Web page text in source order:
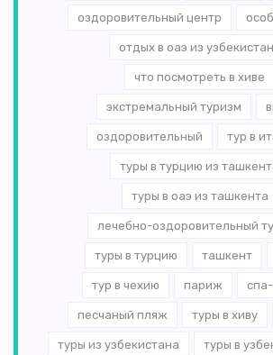
оздоровительный центр
отдых в оаэ из
что посмотреть в хиве
экстремальный туризм
оздоровительный тур в
туры в турцию из
туры в оаэ из ташкента
лечебно-оздоровительный
туры в турцию ташкент
тур в чехию париж
песчаный пляж туры в хиву
туры из узбекистана туры в